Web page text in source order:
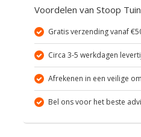
Voordelen van Stoop
Gratis verzending vanaf
Circa 3-5 werkdagen
Afrekenen in een veilige
Bel ons voor het beste